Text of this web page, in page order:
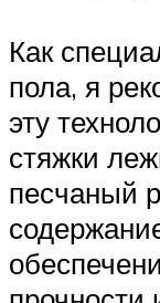
Как
пола, я
эту
стяжки
песчаный